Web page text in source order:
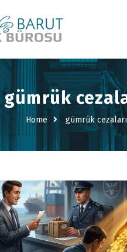
gümrük
Home gümrük cezaları